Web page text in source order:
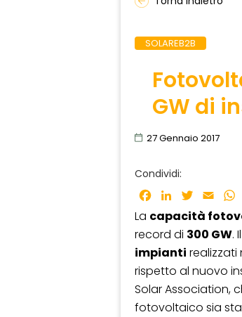
SOLAREB2B
GW di
27 Gennaio 2017
Condividi:
Facebook
LinkedInTwitter
Email
La capacità
record di 300 GW.
impianti realizzati
rispetto al nuovo
Solar Association,
fotovoltaico sia